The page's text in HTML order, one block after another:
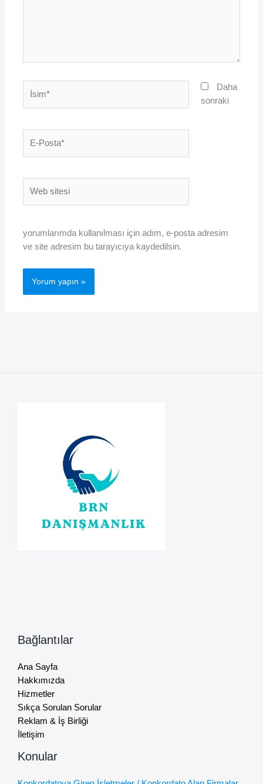
Posta*
sitesi
Daha
sonraki
yorumlarımda kullanılması için adım, e-posta adresim
ve site adresim bu tarayıcıya kaydedilsin.
Bağlantılar
Ana Sayfa
Hakkımızda
Hizmetler
Sıkça Sorulan Sorular
Reklam & İş Birliği
İletişim
Konular